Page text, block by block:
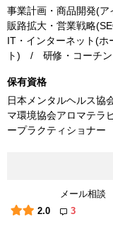
事業計画・商品開発(
販路拡大・営業戦略
IT・インターネット(ホ
ト) / 研修・コーチン
保有資格
日本メンタルヘルス協
マ環境協会アロマテラ
ープラクティショナー
メール相談
2.0
3